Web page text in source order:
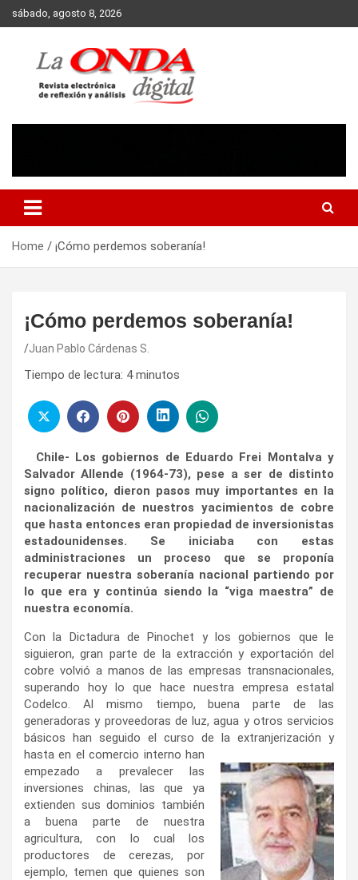
Skip
to
sábado, agosto 8, 2026
Home ¡Cómo perdemos soberanía!
¡Cómo perdemos soberanía!
Juan Pablo Cárdenas S.
Tiempo de lectura: 4 minutos
Chile- Los gobiernos de Eduardo Frei Montalva y
Salvador Allende (1964-73), pese a ser de distinto
signo político, dieron pasos muy importantes en la
nacionalización de nuestros yacimientos de cobre
que hasta entonces eran propiedad de inversionistas
estadounidenses. Se iniciaba con estas
administraciones un proceso que se proponía
recuperar nuestra soberanía nacional partiendo por
lo que era y continúa siendo la “viga maestra” de
nuestra economía.
Con la Dictadura de Pinochet y los gobiernos que le
siguieron, gran parte de la extracción y exportación del
cobre volvió a manos de las empresas transnacionales,
superando hoy lo que hace nuestra empresa estatal
Codelco. Al mismo tiempo, buena parte de las
generadoras y proveedoras de luz, agua y otros servicios
básicos han seguido el curso de la extranjerización y
hasta en el comercio interno han
empezado a prevalecer las
inversiones chinas, las que ya
extienden sus dominios también
a buena parte de nuestra
agricultura, con lo cual los
productores de cerezas, por
ejemplo, temen que quienes son